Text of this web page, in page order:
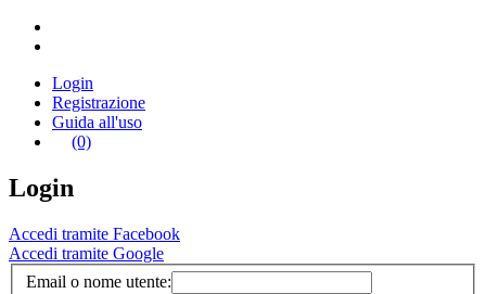
Login
Registrazione
Guida all'uso
(0)
Login
Accedi tramite Facebook
Accedi tramite Google
Email o nome utente: